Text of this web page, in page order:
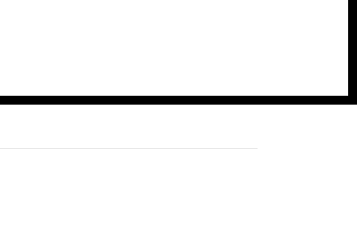
zabytkach – za tydzień 51.